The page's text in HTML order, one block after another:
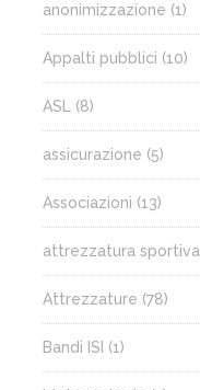
anonimizzazione (1)
Appalti pubblici (10)
ASL (8)
assicurazione (5)
Associazioni (13)
attrezzatura sportiva
Attrezzature (78)
Bandi ISI (1)